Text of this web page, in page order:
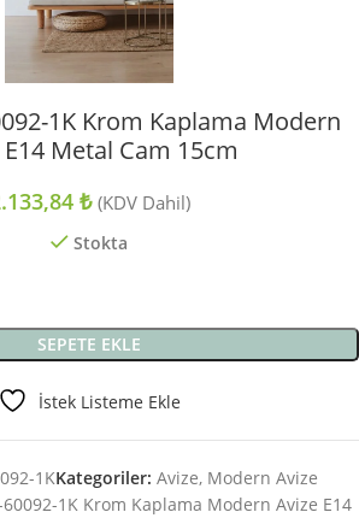
1K Krom Kaplama Modern
Metal Cam 15cm
₺ (KDV Dahil)
Stokta
SEPETE EKLE
İstek Listeme Ekle
1KKategoriler: Avize, Modern Avize
60092-1K Krom Kaplama Modern Avize E14